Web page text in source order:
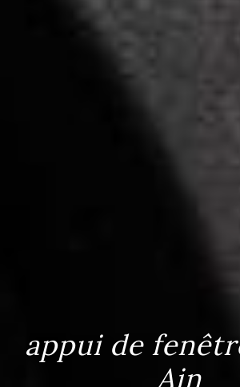
appui de
Ain